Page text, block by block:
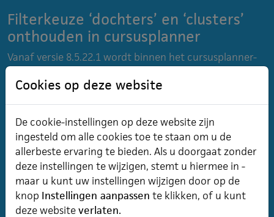
Filterkeuze ‘dochters’ en ‘clusters’
onthouden in cursusplanner
Vanaf versie 8.5.22.1 wordt binnen het cursusplanner-
gedeelte van het klantportaal onthouden of een
gebruiker, die onder een moederorganisatie valt of deel
uitmaakt van een cluster, heeft gekozen voor de filters
‘ook dochters’ of ‘ook clusters’. Deze...Lees meer
Aanbodpagina cursistportaal per
organisatie aanpasbaar
Vanaf versie 8.5.22.1 is het mogelijk om de inrichting
van de aanbodpagina op het cursistportaal aan te
Cookies op deze website
De cookie-instellingen op deze website zijn
ingesteld om alle cookies toe te staan om u de
allerbeste ervaring te bieden. Als u doorgaat zonder
deze instellingen te wijzigen, stemt u hiermee in -
maar u kunt uw instellingen wijzigen door op de
knop Instellingen aanpassen te klikken, of u kunt
deze websiteverlaten.